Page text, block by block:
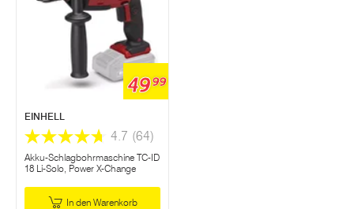
4999
EINHELL
4.7 (64)
Akku-Schlagbohrmaschine TC-ID
18 Li-Solo, Power X-Change
In den Warenkorb